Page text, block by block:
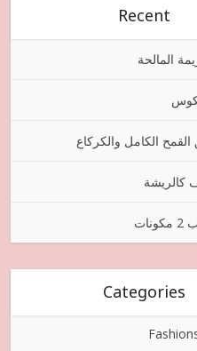
Recent
المالحة
الكامل والكركاع
كالريشة
Categories